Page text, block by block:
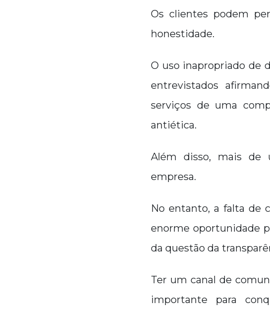
Os clientes podem
honestidade.
O uso inapropriado de
entrevistados
serviços de uma
antiética.
Além disso, mais de
empresa.
No entanto, a falta de
enorme oportunidade
da questão da
Ter um canal de
importante para